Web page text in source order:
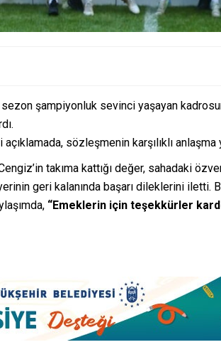
şampiyonluk sevinci yaşayan
açıklamada, sözleşmenin karşılıklı
takıma kattığı değer, sahadaki
geri kalanında başarı dileklerini iletti.
“Emeklerin için teşekkürler